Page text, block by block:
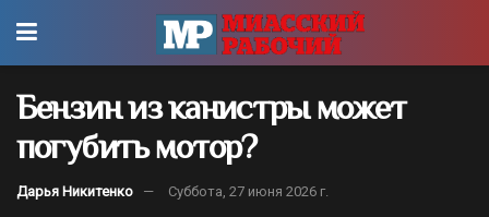
Бензин из канистры может
погубить мотор?
Дарья Никитенко Суббота, 27 июня 2026 г.